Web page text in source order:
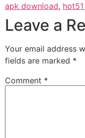
apk download,
Leave a
Your email address
fields are marked *
Comment *